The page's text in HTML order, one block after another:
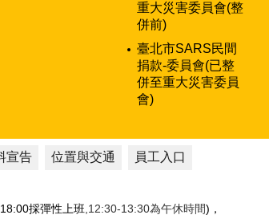
重大災害委員會(整
併前)
臺北市SARS民間
捐款-委員會(已整
併至重大災害委員
會)
宣告 位置與交通 員工入口
採彈性上班 ,12:30-13:30為午休時間)，